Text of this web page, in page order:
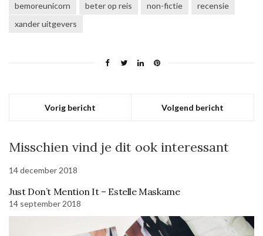
bemoreunicorn beter op reis non-fictie
recensie
xander uitgevers
Vorig bericht Volgend bericht
Misschien vind je dit ook interessant
14 december 2018
Just Don’t Mention It – Estelle Maskame
14 september 2018